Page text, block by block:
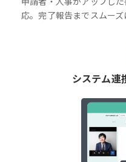
応。完了報告までスムーズ
システム連